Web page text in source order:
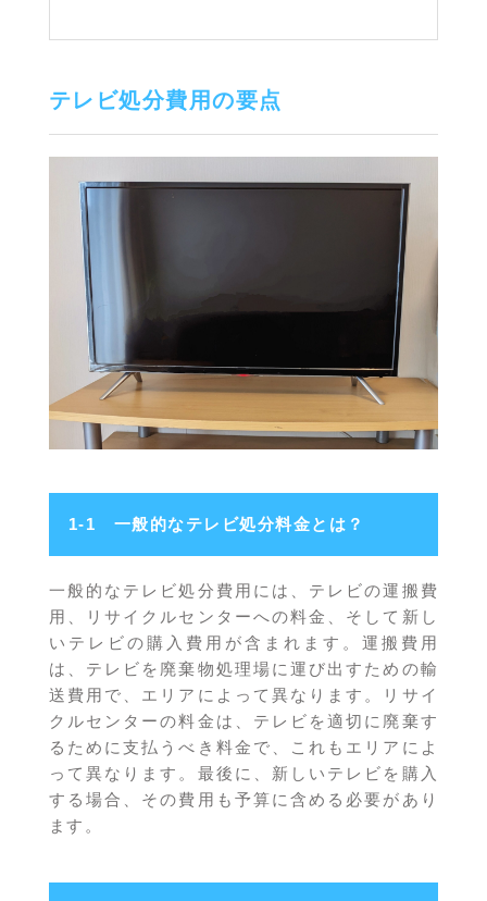
テレビ処分費用の要点
1-1 一般的なテレビ処分料金とは？
一般的なテレビ処分費用には、テレビの運搬費
用、リサイクルセンターへの料金、そして新し
いテレビの購入費用が含まれます。運搬費用
は、テレビを廃棄物処理場に運び出すための輸
送費用で、エリアによって異なります。リサイ
クルセンターの料金は、テレビを適切に廃棄す
るために支払うべき料金で、これもエリアによ
って異なります。最後に、新しいテレビを購入
する場合、その費用も予算に含める必要があり
ます。